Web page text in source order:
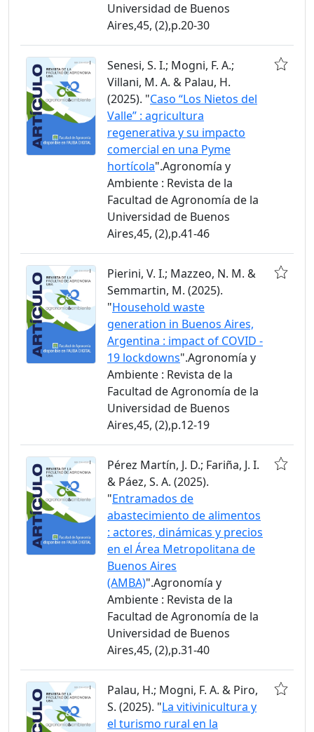
Universidad de Buenos
Aires,45, (2),p.20-30
Senesi, S. I.; Mogni, F. A.;
Villani, M. A. & Palau, H.
(2025). "Caso “Los Nietos del
Valle” : agricultura
regenerativa y su impacto
comercial en una Pyme
hortícola".Agronomía y
Ambiente : Revista de la
Facultad de Agronomía de la
Universidad de Buenos
Aires,45, (2),p.41-46
Pierini, V. I.; Mazzeo, N. M. &
Semmartin, M. (2025).
"Household waste
generation in Buenos Aires,
Argentina : impact of COVID -
19 lockdowns".Agronomía y
Ambiente : Revista de la
Facultad de Agronomía de la
Universidad de Buenos
Aires,45, (2),p.12-19
Pérez Martín, J. D.; Fariña, J. I.
& Páez, S. A. (2025).
"Entramados de
abastecimiento de alimentos
: actores, dinámicas y precios
en el Área Metropolitana de
Buenos Aires
(AMBA)".Agronomía y
Ambiente : Revista de la
Facultad de Agronomía de la
Universidad de Buenos
Aires,45, (2),p.31-40
Palau, H.; Mogni, F. A. & Piro,
S. (2025). "La vitivinicultura y
el turismo rural en la